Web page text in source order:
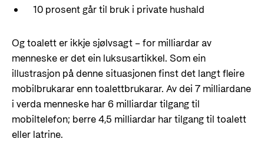
10 prosent går til bruk i private hushald
Og toalett er ikkje sjølvsagt – for milliardar av
menneske er det ein luksusartikkel. Som ein
illustrasjon på denne situasjonen finst det langt fleire
mobilbrukarar enn toalettbrukarar. Av dei 7 milliardane
i verda menneske har 6 milliardar tilgang til
mobiltelefon; berre 4,5 milliardar har tilgang til toalett
eller latrine.